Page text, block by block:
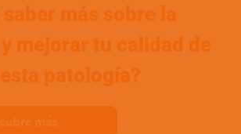
más sobre la
mejorar tu calidad de
patología?
más